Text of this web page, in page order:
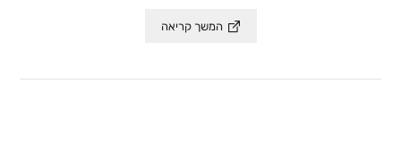
המשך קריאה